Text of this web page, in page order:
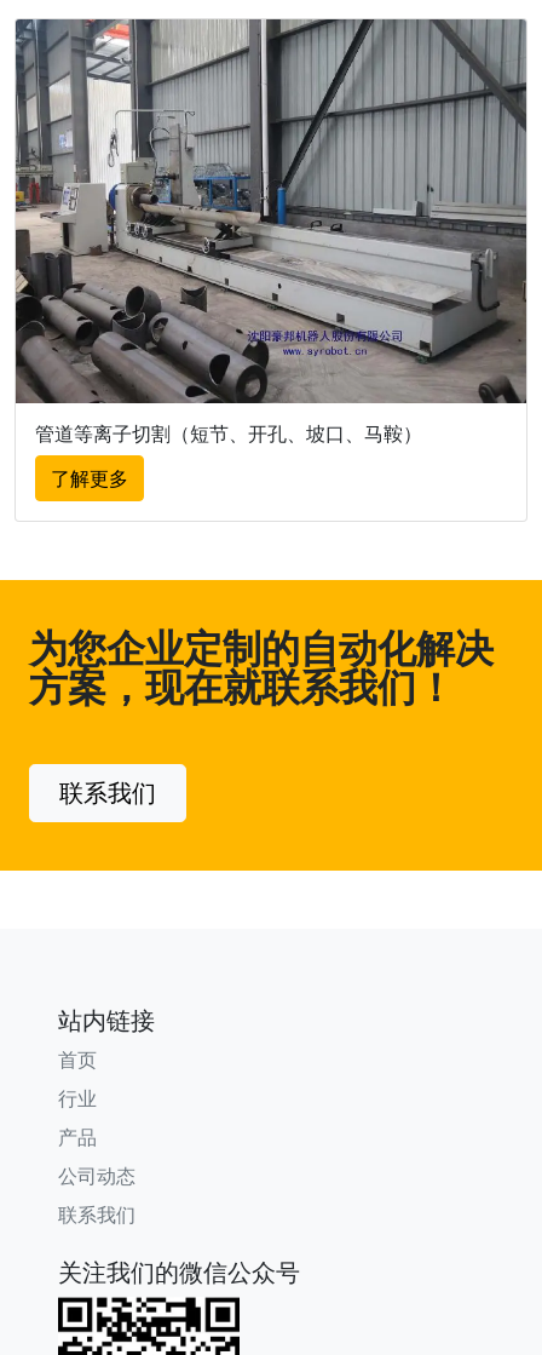
管道等离子切割（短节、开孔、坡口、马鞍）
了解更多
为您企业定制的自动化解决
方案，现在就联系我们！
联系我们
站内链接
首页
行业
产品
公司动态
联系我们
关注我们的微信公众号